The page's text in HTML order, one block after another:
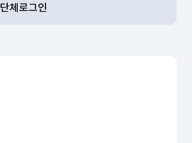
단체로그인